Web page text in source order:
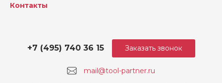
Контакты
mail@tool-partner.ru
+7 (495) 740 36 15 Заказать звонок